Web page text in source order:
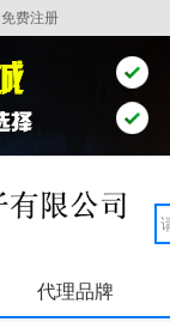
免费注册
代理品牌